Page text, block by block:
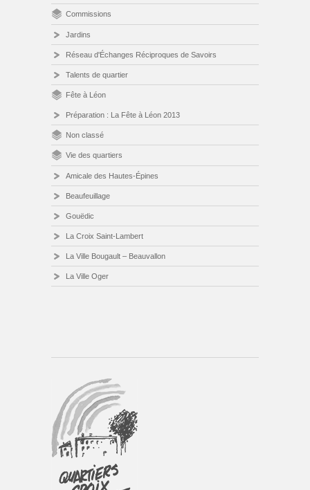
Commissions
Jardins
Réseau d'Échanges Réciproques de Savoirs
Talents de quartier
Fête à Léon
Préparation : La Fête à Léon 2013
Non classé
Vie des quartiers
Amicale des Hautes-Épines
Beaufeuillage
Gouëdic
La Croix Saint-Lambert
La Ville Bougault – Beauvallon
La Ville Oger